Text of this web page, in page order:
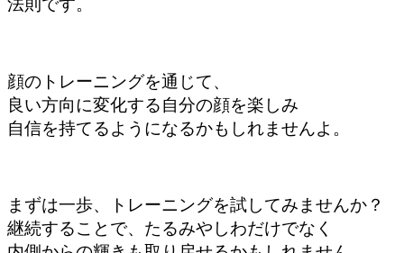
法則です。
顔のトレーニングを通じて、
良い方向に変化する自分の顔を楽しみ
自信を持てるようになるかもしれませんよ。
まずは一歩、トレーニングを試してみませんか？
継続することで、たるみやしわだけでなく